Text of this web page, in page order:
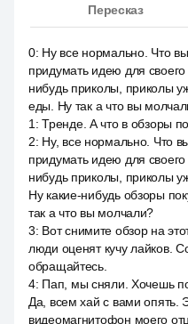
Пересказ
0: Ну все нормально. Что
придумать идею для
нибудь приколы, приколы
еды. Ну так а что вы
1 :Тренде. А что в обзоры
2: Ну, все нормально. Что
придумать идею для
нибудь приколы, приколы
Ну какие-нибудь обзоры
так а что вы молчали?
3: Вот снимите обзор на
люди оценят кучу лайков.
обращайтесь.
4: Пап, мы сняли. Хочешь
Да, всем хай с вами опять.
видеомагнитофон моего